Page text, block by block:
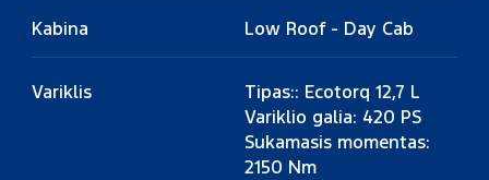
Kabina Low Roof - Day Cab
Variklis
Tipas:: Ecotorq 12,7 L
Variklio galia: 420 PS
Sukamasis momentas:
2150 Nm